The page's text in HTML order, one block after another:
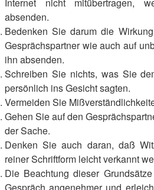
absenden.
Bedenken Sie darum die
Gesprächspartner wie auch auf
ihn absenden.
Schreiben Sie nichts, was Sie
persönlich ins Gesicht sagten.
Vermeiden Sie
Gehen Sie auf den
der Sache.
Denken Sie auch daran, daß
reiner Schriftform leicht verkannt
Die Beachtung dieser